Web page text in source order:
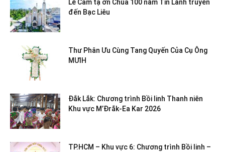
Lễ Cảm tạ ơn Chúa 100 năm Tin Lành truyền
đến Bạc Liêu
Thư Phân Ưu Cùng Tang Quyến Của Cụ Ông
MƯIH
Đắk Lắk: Chương trình Bồi linh Thanh niên
Khu vực M’Đrắk-Ea Kar 2026
TP.HCM – Khu vực 6: Chương trình Bồi linh –